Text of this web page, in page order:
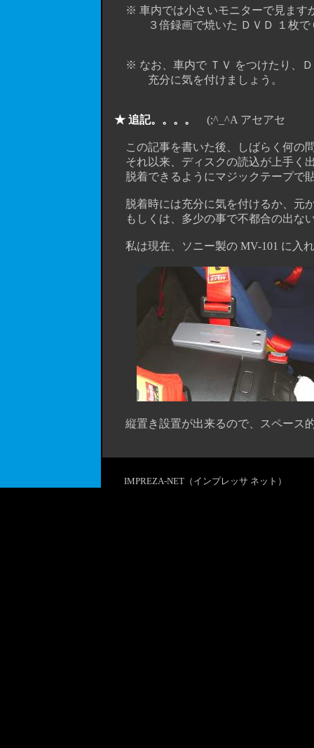
※ 車内では小さいモニターで見ますか
３倍録画で焼いた ＤＶＤ １枚で６
※ なお、車内で ＴＶ をつけたり、
充分に気を付けましょう。
★ 追記。。。。 (;^_^A アセアセ
この記事を書いた後、しばらく何の問
それ以来、ディスクの読込が上手く出
脱着できるようにマジックテープで貼
脱着時には充分に気を付けるか、元か
もしくは、多少の事で不都合の出ない
私は現在、ソニー製の MV-101 に入れ
縦置き設置が出来るので、スペース
IMPREZA-NET（インプレッサ ネット）